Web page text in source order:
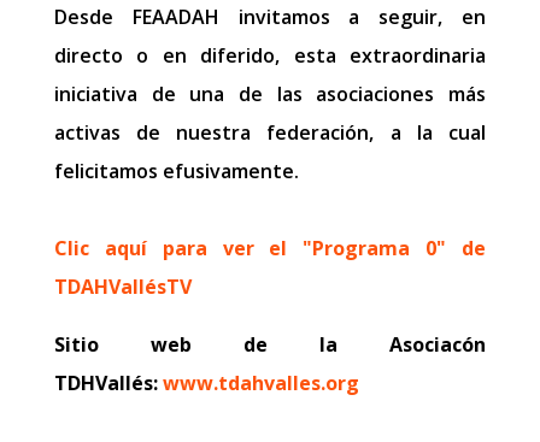
Desde FEAADAH invitamos a seguir, en
directo o en diferido, esta extraordinaria
iniciativa de una de las asociaciones más
activas de nuestra federación, a la cual
felicitamos efusivamente.
Clic aquí para ver el "Programa 0" de
TDAHVallésTV
Sitio web de la Asociacón
TDHVallés:www.tdahvalles.org